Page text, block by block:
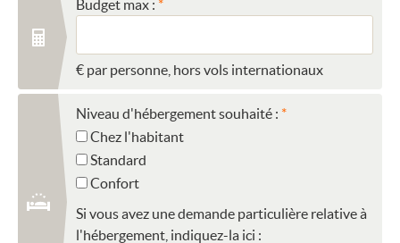
Budget max :
€ par personne, hors vols internationaux
Niveau d'hébergement souhaité :
Chez l'habitant
Standard
Confort
Si vous avez une demande particulière relative à
l'hébergement, indiquez-la ici :